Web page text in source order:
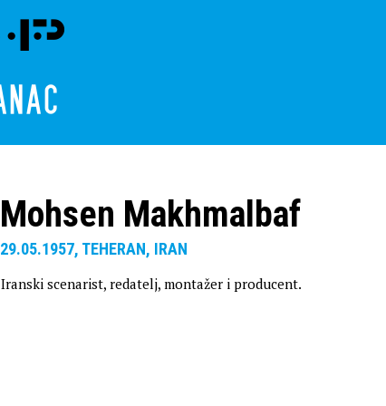
Mohsen Makhmalbaf
29.05.1957, TEHERAN, IRAN
Iranski scenarist, redatelj, montažer i producent.